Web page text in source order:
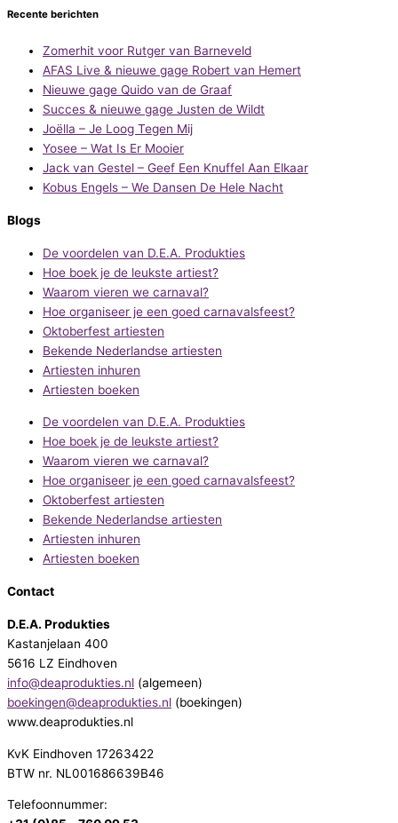
Recente berichten
Zomerhit voor Rutger van Barneveld
AFAS Live & nieuwe gage Robert van Hemert
Nieuwe gage Quido van de Graaf
Succes & nieuwe gage Justen de Wildt
Joëlla – Je Loog Tegen Mij
Yosee – Wat Is Er Mooier
Jack van Gestel – Geef Een Knuffel Aan Elkaar
Kobus Engels – We Dansen De Hele Nacht
Blogs
De voordelen van D.E.A. Produkties
Hoe boek je de leukste artiest?
Waarom vieren we carnaval?
Hoe organiseer je een goed carnavalsfeest?
Oktoberfest artiesten
Bekende Nederlandse artiesten
Artiesten inhuren
Artiesten boeken
De voordelen van D.E.A. Produkties
Hoe boek je de leukste artiest?
Waarom vieren we carnaval?
Hoe organiseer je een goed carnavalsfeest?
Oktoberfest artiesten
Bekende Nederlandse artiesten
Artiesten inhuren
Artiesten boeken
Contact
D.E.A. Produkties
Kastanjelaan 400
5616 LZ Eindhoven
info@deaprodukties.nl (algemeen)
boekingen@deaprodukties.nl (boekingen)
www.deaprodukties.nl
KvK Eindhoven 17263422
BTW nr. NL001686639B46
Telefoonnummer: